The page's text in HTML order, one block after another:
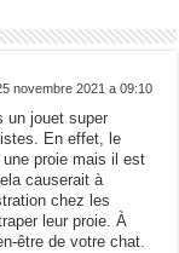
novembre 2021 a 09:10
un jouet super
En effet, le
proie mais il est
causerait à
chez les
leur proie. À
être de votre chat.